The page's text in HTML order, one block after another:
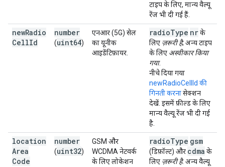
टाइप के लिए, मान्य वैल्यू
रेंज भी दी गई हैं.
newRadio
CellId
number
(uint64)
एनआर (5G) सेल
का यूनीक
आइडेंटिफ़ायर.
radioType nrके
लिए ज़रूरी है; अन्य टाइप
के लिए अस्वीकार किया
गया.
नीचे दिया गया
newRadioCellId की
गिनती करनासेक्शन
देखें. इसमें फ़ील्ड के लिए
मान्य वैल्यू रेंज भी दी गई
है.
location
Area
Code
number
(uint32)
GSM और
WCDMA नेटवर्क
के लिए लोकेशन
radioType gsm
(डिफ़ॉल्ट) और cdma के
लिए ज़रूरी है. अन्य वैल्यू